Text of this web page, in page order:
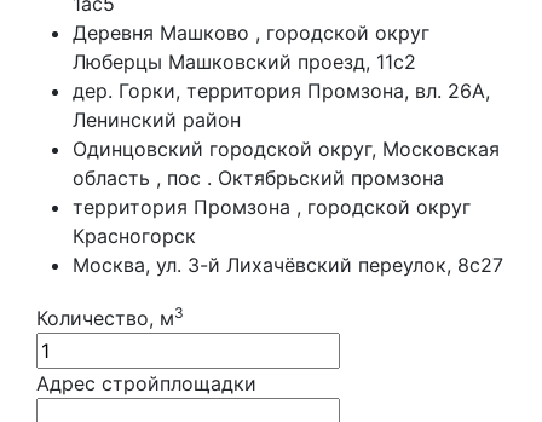
Деревня Машково , городской округ
Люберцы Машковский проезд, 11с2
дер. Горки, территория Промзона, вл. 26А,
Ленинский район
Одинцовский городской округ, Московская
область , пос . Октябрьский промзона
территория Промзона , городской округ
Красногорск
Москва, ул. 3-й Лихачёвский переулок, 8с27
Количество, м3
Адрес стройплощадки